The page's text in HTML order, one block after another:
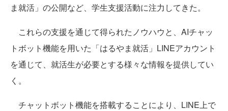
ま就活」の公開など、学生支援活動に注力してきた。
これらの支援を通じて得られたノウハウと、AIチャッ
トボット機能を用いた「はるやま就活」LINEアカウント
を通じて、就活生が必要とする様々な情報を提供してい
く。
チャットボット機能を搭載することにより、LINE上で